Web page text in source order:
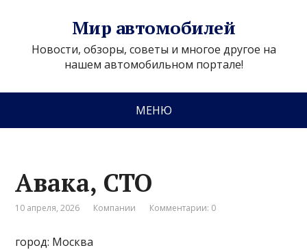
Мир автомобилей
Новости, обзоры, советы и многое другое на
нашем автомобильном портале!
МЕНЮ
Авака, СТО
10 апреля, 2026 Компании Комментарии: 0
город: Москва